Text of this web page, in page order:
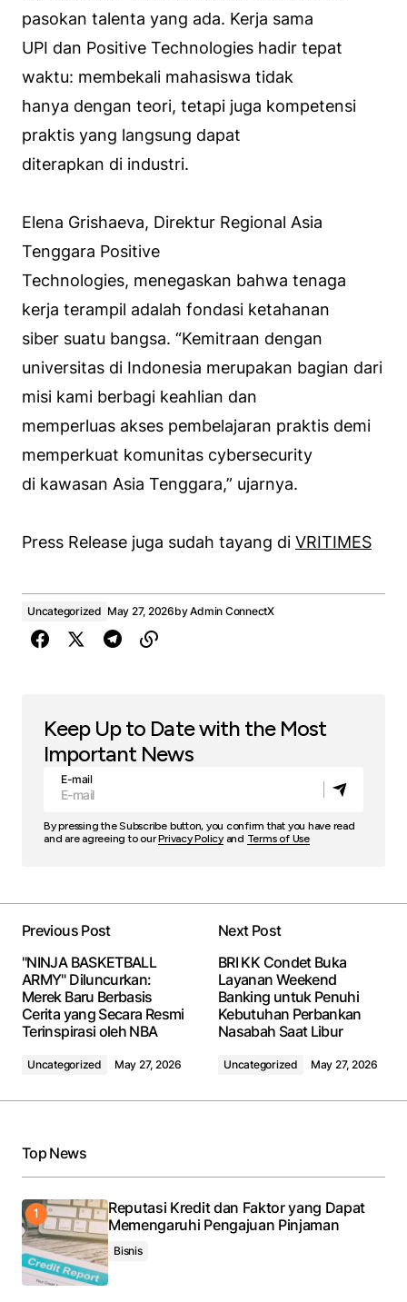
pasokan talenta yang ada. Kerja sama
UPI dan Positive Technologies hadir tepat
waktu: membekali mahasiswa tidak
hanya dengan teori, tetapi juga kompetensi
praktis yang langsung dapat
diterapkan di industri.
Elena Grishaeva, Direktur Regional Asia
Tenggara Positive
Technologies, menegaskan bahwa tenaga
kerja terampil adalah fondasi ketahanan
siber suatu bangsa. “Kemitraan dengan
universitas di Indonesia merupakan bagian dari
misi kami berbagi keahlian dan
memperluas akses pembelajaran praktis demi
memperkuat komunitas cybersecurity
di kawasan Asia Tenggara,” ujarnya.
Press Release juga sudah tayang di VRITIMES
Uncategorized May 27, 2026byAdmin ConnectX
Keep Up to Date with the Most
Important News
E-mail
By pressing the Subscribe button, you confirm that you have read
and are agreeing to ourPrivacy Policyand Terms of Use
Previous Post
"NINJA BASKETBALL
ARMY" Diluncurkan:
Merek Baru Berbasis
Cerita yang Secara Resmi
Terinspirasi oleh NBA
Uncategorized May 27, 2026
Next Post
BRI KK Condet Buka
Layanan Weekend
Banking untuk Penuhi
Kebutuhan Perbankan
Nasabah Saat Libur
Uncategorized May 27, 2026
Top News
Reputasi Kredit dan Faktor yang Dapat
Memengaruhi Pengajuan Pinjaman
Bisnis